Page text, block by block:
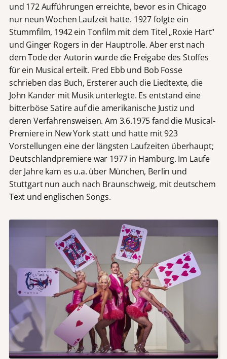
und 172 Aufführungen erreichte, bevor es in Chicago
nur neun Wochen Laufzeit hatte. 1927 folgte ein
Stummfilm, 1942 ein Tonfilm mit dem Titel „Roxie Hart“
und Ginger Rogers in der Hauptrolle. Aber erst nach
dem Tode der Autorin wurde die Freigabe des Stoffes
für ein Musical erteilt. Fred Ebb und Bob Fosse
schrieben das Buch, Ersterer auch die Liedtexte, die
John Kander mit Musik unterlegte. Es entstand eine
bitterböse Satire auf die amerikanische Justiz und
deren Verfahrensweisen. Am 3.6.1975 fand die Musical-
Premiere in New York statt und hatte mit 923
Vorstellungen eine der längsten Laufzeiten überhaupt;
Deutschlandpremiere war 1977 in Hamburg. Im Laufe
der Jahre kam es u.a. über München, Berlin und
Stuttgart nun auch nach Braunschweig, mit deutschem
Text und englischen Songs.